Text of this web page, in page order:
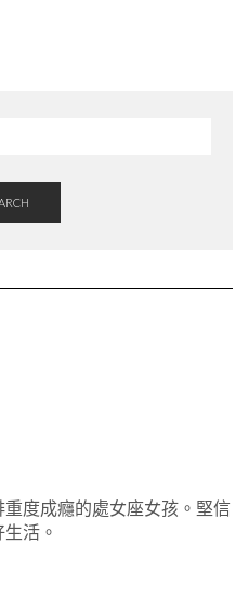
度成癮的處女座女孩。堅信
活。